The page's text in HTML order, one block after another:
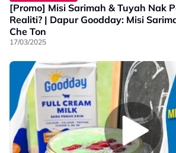
[Promo] Misi Sarimah & Tuyah Nak
Realiti? | Dapur Goodday: Misi
Che Ton
17/03/2025